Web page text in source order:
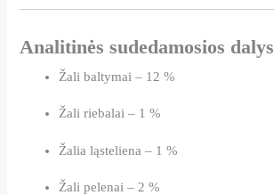
Analitinės sudedamosios dalys
Žali baltymai – 12 %
Žali riebalai – 1 %
Žalia ląsteliena – 1 %
Žali pelenai – 2 %